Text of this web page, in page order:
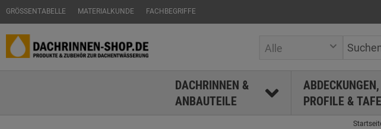
GRÖSSENTABELLE MATERIALKUNDE FACHBEGRIFFE
Alle
DACHRINNEN &
ANBAUTEILE
PROFILE &